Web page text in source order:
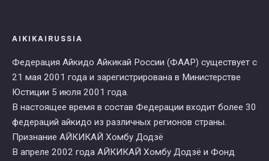
AIKIKAIRUSSIA
Федерация Айкидо Айкикай России (ФААР) существует с
21 мая 2001 года и зарегистрирована в Министерстве
Юстиции 5 июля 2001 года.
В настоящее время в состав Федерации входит более 30
федераций айкидо из различных регионов страны.
Признание АЙКИКАЙ Хомбу Додзё
В апреле 2002 года АЙКИКАЙ Хомбу Додзё и Фонд